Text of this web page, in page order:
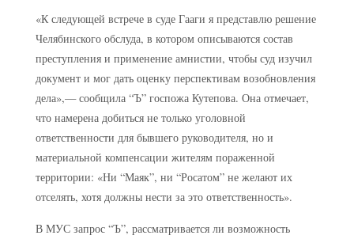
«К следующей встрече в суде Гааги я представлю решение
Челябинского обслуда, в котором описываются состав
преступления и применение амнистии, чтобы суд изучил
документ и мог дать оценку перспективам возобновления
дела»,— сообщила “Ъ” госпожа Кутепова. Она отмечает,
что намерена добиться не только уголовной
ответственности для бывшего руководителя, но и
материальной компенсации жителям пораженной
территории: «Ни “Маяк”, ни “Росатом” не желают их
отселять, хотя должны нести за это ответственность».
В МУС запрос “Ъ”, рассматривается ли возможность